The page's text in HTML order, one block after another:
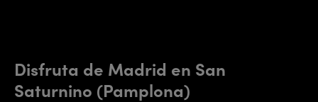
Disfruta de Madrid en San
Saturnino (Pamplona)